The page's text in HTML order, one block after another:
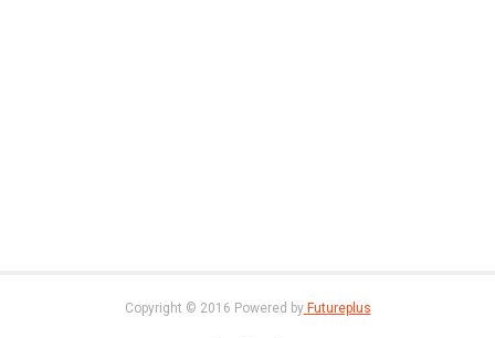
Copyright © 2016 Powered byFutureplus